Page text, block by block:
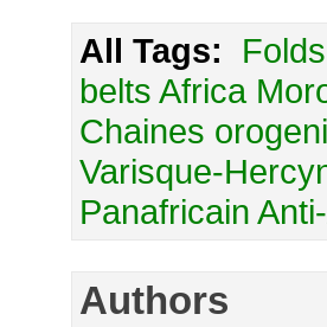
All Tags:
belts Africa
Chaines
Varisque-
Panafricain
Authors